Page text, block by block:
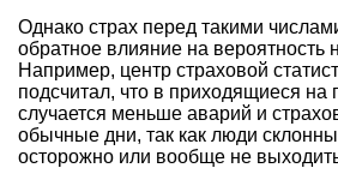
Однако страх перед такими
обратное влияние на вероятность
Например, центр страховой
подсчитал, что в приходящиеся на
случается меньше аварий и
обычные дни, так как люди
осторожно или вообще не